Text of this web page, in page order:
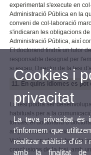
experimental s'execute en
Administració Pública en la
conveni de col·laboració
s'indicaran les obligacions
Administració Pública, així
El doctorand tindrà un tutor
responsable designat per
si escau, Director de la tesi
11. En quins idiomes es
La tesi podrà ser
habituals per a la
tot cas, el doctorand o
ampli redactat en una de les
València, en el qual han de
conclusions de la tesi, amb
Cookies i
privacitat
La teva privacitat és
t'informem que
realitzar anàlisis d'ús i
amb la finalitat de